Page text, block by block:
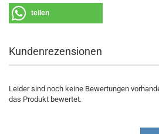
teilen
Kundenrezensionen
Leider sind noch keine Bewertungen
das Produkt bewertet.